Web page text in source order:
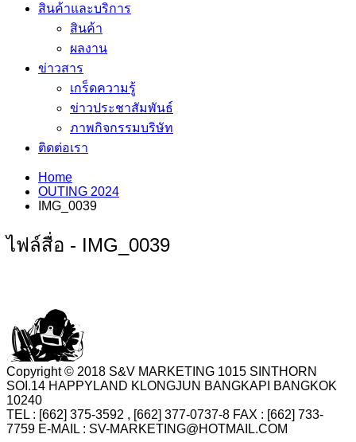
สินค้าและบริการ
สินค้า
ผลงาน
ข่าวสาร
เกร็ดความรู้
ข่าวประชาสัมพันธ์
ภาพกิจกรรมบริษัท
ติดต่อเรา
Home
OUTING 2024
IMG_0039
ไฟล์สื่อ - IMG_0039
Copyright © 2018 S&V MARKETING 1015 SINTHORN
SOI.14 HAPPYLAND KLONGJUN BANGKAPI BANGKOK
10240
TEL : [662] 375-3592 , [662] 377-0737-8 FAX : [662] 733-
7759 E-MAIL : SV-MARKETING@HOTMAIL.COM